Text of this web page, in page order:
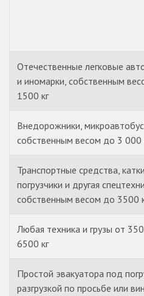
Отечественные легковые
и иномарки, собственным
1500 кг
Внедорожники,
собственным весом до 3 000
Транспортные средства,
погрузчики и другая
собственным весом до 3500
Любая техника и грузы от
6500 кг
Простой эвакуатора под
разгрузкой по просьбе или